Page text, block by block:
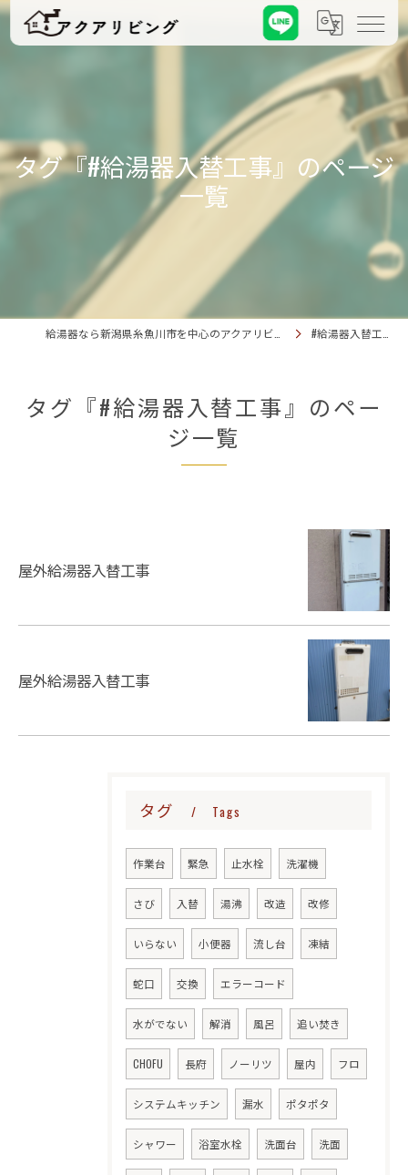
タグ『#給湯器入替工事』のページ
一覧
#給湯器入替工事
タグ『#給湯器入替工事』のペー
ジ一覧
屋外給湯器入替工事
屋外給湯器入替工事
タグ Tags
作業台 緊急 止水栓 洗濯機
さび 入替 湯沸 改造 改修
いらない 小便器 流し台 凍結
蛇口 交換 エラーコード
水がでない 解消 風呂 追い焚き
CHOFU 長府 ノーリツ 屋内 フロ
システムキッチン 漏水 ポタポタ
シャワー 浴室水栓 洗面台 洗面